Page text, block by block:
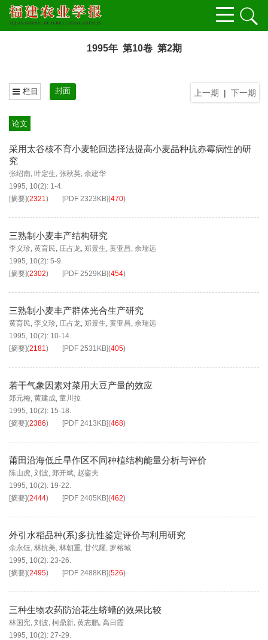
1995年 第10卷 第2期
上一期 | 下一期
栏目 封面
论文
采用太谷核不育小麦轮回选择法提高小麦品种抗赤霉病性的研
究
张绍南, 叶定生, 张秋英, 余建华
1995, 10(2): 1-4.
[摘要](2321) [PDF 2323KB](470)
三熟制小麦丰产结构研究
李义珍, 黄育民, 庄占龙, 郑景生, 黄亚昌, 余瑞远
1995, 10(2): 5-9.
[摘要](2302) [PDF 2529KB](454)
三熟制小麦丰产群体光合生产研究
黄育民, 李义珍, 庄占龙, 郑景生, 黄亚昌, 余瑞远
1995, 10(2): 10-14.
[摘要](2181) [PDF 2531KB](405)
若干气象因素对菜用大豆产量的效应
郑元梅, 黄建成, 童川拉
1995, 10(2): 15-18.
[摘要](2386) [PDF 2413KB](468)
莆田沿海低丘旱作区不同种植结构能量分析与评价
陈山虎, 刘波, 郑开斌, 赵銮夫
1995, 10(2): 19-22.
[摘要](2444) [PDF 2405KB](462)
外引水稻品种(系)多抗性鉴定评价与利用研究
余永钰, 林抗美, 林朝重, 甘代耀, 罗榕城
1995, 10(2): 23-26.
[摘要](2495) [PDF 2488KB](526)
三种生物农药防治花生蛴螬的效果比较
林国宪, 刘波, 柯鼎新, 黄志鹏, 高日霞
1995, 10(2): 27-29.